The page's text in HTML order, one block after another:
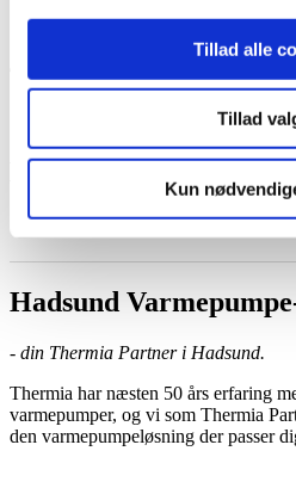
Tillad alle
Tillad
Kun
Hadsund
Thermia Partner, Hadsund
Hadsund
- din Thermia Partner i Hadsund.
Thermia har næsten 50 års erfaring
varmepumper, og vi som Thermia
den varmepumpeløsning der passer